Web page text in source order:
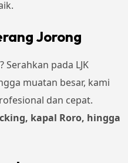
Jorong
pada LJK
muatan besar, kami
dan cepat.
kapal Roro, hingga